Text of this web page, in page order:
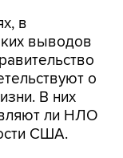
в
выводов
о
В них
ли НЛО
США.